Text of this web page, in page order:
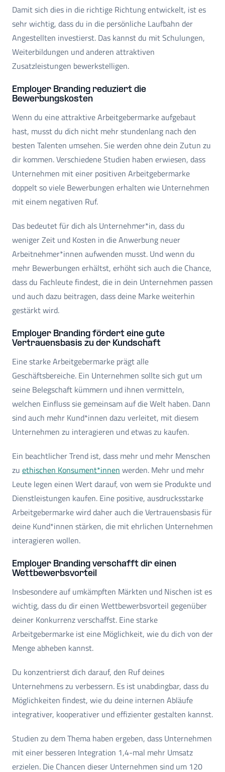
Damit sich dies in die richtige Richtung entwickelt, ist es
sehr wichtig, dass du in die persönliche Laufbahn der
Angestellten investierst. Das kannst du mit Schulungen,
Weiterbildungen und anderen attraktiven
Zusatzleistungen bewerkstelligen.
Employer Branding reduziert die
Bewerbungskosten
Wenn du eine attraktive Arbeitgebermarke aufgebaut
hast, musst du dich nicht mehr stundenlang nach den
besten Talenten umsehen. Sie werden ohne dein Zutun zu
dir kommen. Verschiedene Studien haben erwiesen, dass
Unternehmen mit einer positiven Arbeitgebermarke
doppelt so viele Bewerbungen erhalten wie Unternehmen
mit einem negativen Ruf.
Das bedeutet für dich als Unternehmer*in, dass du
weniger Zeit und Kosten in die Anwerbung neuer
Arbeitnehmer*innen aufwenden musst. Und wenn du
mehr Bewerbungen erhältst, erhöht sich auch die Chance,
dass du Fachleute findest, die in dein Unternehmen passen
und auch dazu beitragen, dass deine Marke weiterhin
gestärkt wird.
Employer Branding fördert eine gute
Vertrauensbasis zu der Kundschaft
Eine starke Arbeitgebermarke prägt alle
Geschäftsbereiche. Ein Unternehmen sollte sich gut um
seine Belegschaft kümmern und ihnen vermitteln,
welchen Einfluss sie gemeinsam auf die Welt haben. Dann
sind auch mehr Kund*innen dazu verleitet, mit diesem
Unternehmen zu interagieren und etwas zu kaufen.
Ein beachtlicher Trend ist, dass mehr und mehr Menschen
zu ethischen Konsument*innen werden. Mehr und mehr
Leute legen einen Wert darauf, von wem sie Produkte und
Dienstleistungen kaufen. Eine positive, ausdrucksstarke
Arbeitgebermarke wird daher auch die Vertrauensbasis für
deine Kund*innen stärken, die mit ehrlichen Unternehmen
interagieren wollen.
Employer Branding verschafft dir einen
Wettbewerbsvorteil
Insbesondere auf umkämpften Märkten und Nischen ist es
wichtig, dass du dir einen Wettbewerbsvorteil gegenüber
deiner Konkurrenz verschaffst. Eine starke
Arbeitgebermarke ist eine Möglichkeit, wie du dich von der
Menge abheben kannst.
Du konzentrierst dich darauf, den Ruf deines
Unternehmens zu verbessern. Es ist unabdingbar, dass du
Möglichkeiten findest, wie du deine internen Abläufe
integrativer, kooperativer und effizienter gestalten kannst.
Studien zu dem Thema haben ergeben, dass Unternehmen
mit einer besseren Integration 1,4-mal mehr Umsatz
erzielen. Die Chancen dieser Unternehmen sind um 120